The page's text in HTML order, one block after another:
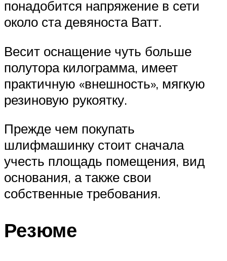
понадобится напряжение в сети
около ста девяноста Ватт.
Весит оснащение чуть больше
полутора килограмма, имеет
практичную «внешность», мягкую
резиновую рукоятку.
Прежде чем покупать
шлифмашинку стоит сначала
учесть площадь помещения, вид
основания, а также свои
собственные требования.
Резюме